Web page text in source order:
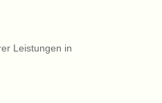
Leistungen in